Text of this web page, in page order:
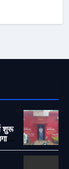
शुरू